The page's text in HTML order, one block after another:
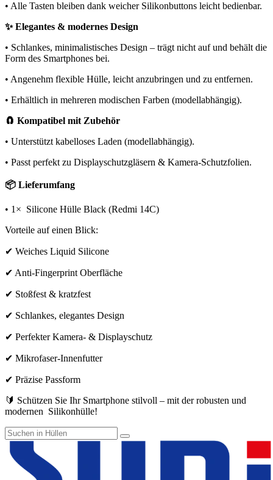
• Alle Tasten bleiben dank weicher Silikonbuttons leicht bedienbar.
✨ Elegantes & modernes Design
• Schlankes, minimalistisches Design – trägt nicht auf und behält die
Form des Smartphones bei.
• Angenehm flexible Hülle, leicht anzubringen und zu entfernen.
• Erhältlich in mehreren modischen Farben (modellabhängig).
🧲 Kompatibel mit Zubehör
• Unterstützt kabelloses Laden (modellabhängig).
• Passt perfekt zu Displayschutzgläsern & Kamera-Schutzfolien.
📦 Lieferumfang
• 1× Silicone Hülle Black (Redmi 14C)
Vorteile auf einen Blick:
✔ Weiches Liquid Silicone
✔ Anti-Fingerprint Oberfläche
✔ Stoßfest & kratzfest
✔ Schlankes, elegantes Design
✔ Perfekter Kamera- & Displayschutz
✔ Mikrofaser-Innenfutter
✔ Präzise Passform
🔰 Schützen Sie Ihr Smartphone stilvoll – mit der robusten und
modernen Silikonhülle!